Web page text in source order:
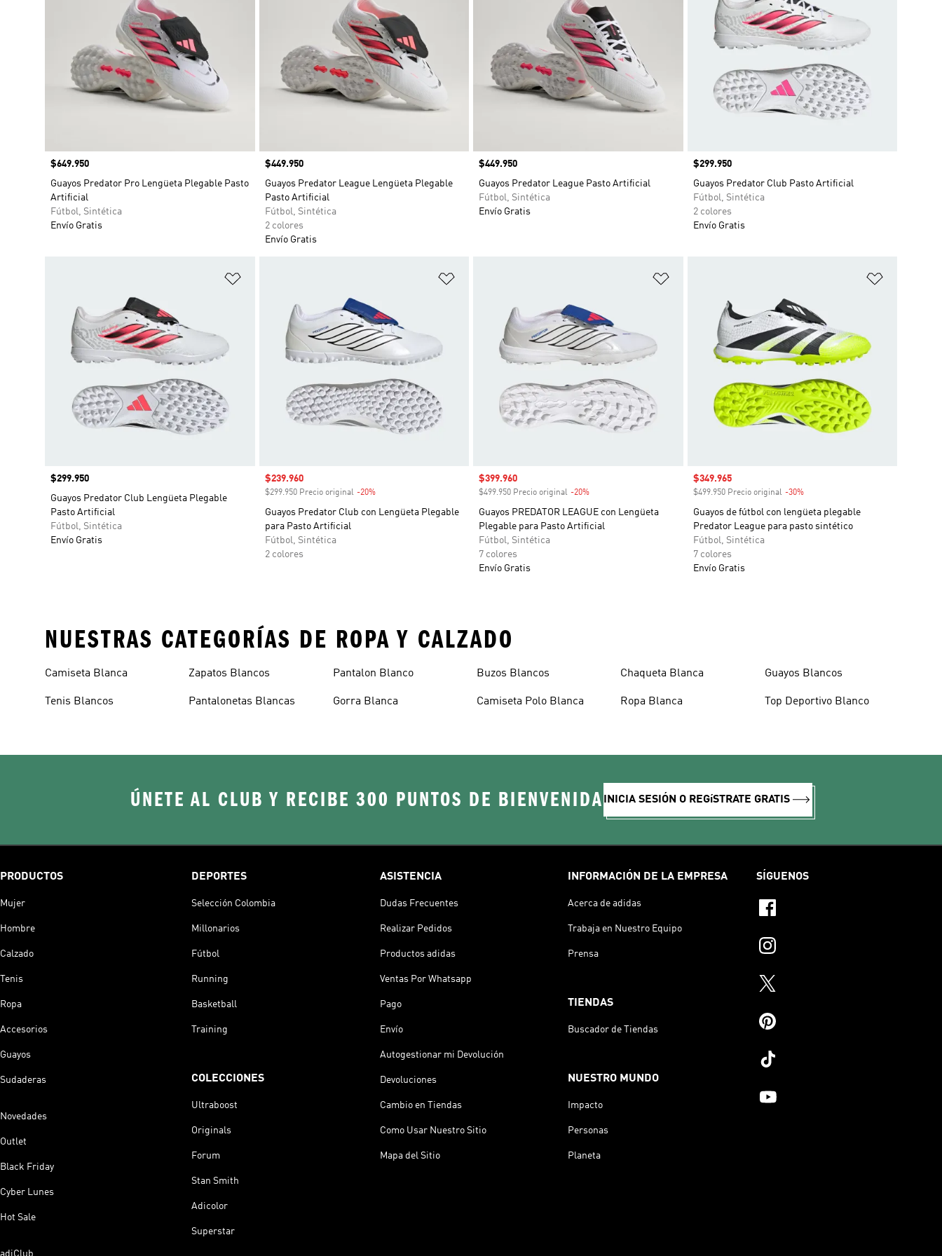
Precio
$649.950
Guayos Predator Pro Lengüeta Plegable Pasto
Artificial
Fútbol, Sintética
Envío Gratis
Precio
$449.950
Guayos Predator League Lengüeta Plegable
Pasto Artificial
Fútbol, Sintética
2 colores
Envío Gratis
Precio
$449.950
Guayos Predator League Pasto Artificial
Fútbol, Sintética
Envío Gratis
Precio
$299.950
Guayos Predator Club Pasto Artificial
Fútbol, Sintética
2 colores
Envío Gratis
Precio
$299.950
Guayos Predator Club Lengüeta Plegable
Pasto Artificial
Fútbol, Sintética
Envío Gratis
Precio de venta
$239.960
$299.950 Precio original -20%Descuento
Guayos Predator Club con Lengüeta Plegable
para Pasto Artificial
Fútbol, Sintética
2 colores
Precio de venta
$399.960
$499.950 Precio original -20%
Guayos PREDATOR LEAGUE con Lengüeta
Plegable para Pasto Artificial
Fútbol, Sintética
7 colores
Envío Gratis
Precio de venta
$349.965
$499.950 Precio original -30%Descuento
Guayos de fútbol con lengüeta plegable
Predator League para pasto sintético
Fútbol, Sintética
7 colores
Envío Gratis
NUESTRAS CATEGORÍAS DE ROPA Y CALZADO
Camiseta Blanca
Tenis Blancos
Zapatos Blancos
Pantalonetas Blancas
Pantalon Blanco
Gorra Blanca
Buzos Blancos
Camiseta Polo Blanca
Chaqueta Blanca
Ropa Blanca
Guayos Blancos
Top Deportivo Blanco
ÚNETE AL CLUB Y RECIBE 300 PUNTOS DE BIENVENIDA INICIA SESIÓN O REGíSTRATE GRATIS
PRODUCTOS
Mujer
Hombre
Calzado
Tenis
Ropa
Accesorios
Guayos
Sudaderas
Novedades
Outlet
Black Friday
Cyber Lunes
Hot Sale
adiClub
DEPORTES
Selección Colombia
Millonarios
Fútbol
Running
Basketball
Training
COLECCIONES
Ultraboost
Originals
Forum
Stan Smith
Adicolor
Superstar
ASISTENCIA
Dudas Frecuentes
Realizar Pedidos
Productos adidas
Ventas Por Whatsapp
Pago
Envío
Autogestionar mi Devolución
Devoluciones
Cambio en Tiendas
Como Usar Nuestro Sitio
Mapa del Sitio
INFORMACIÓN DE LA EMPRESA
Acerca de adidas
Trabaja en Nuestro Equipo
Prensa
TIENDAS
Buscador de Tiendas
NUESTRO MUNDO
Impacto
Personas
Planeta
SÍGUENOS